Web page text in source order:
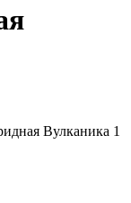
Вулканика 1